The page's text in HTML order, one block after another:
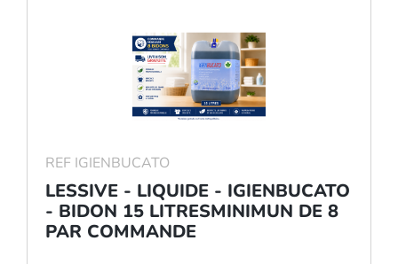
REF IGIENBUCATO
LESSIVE - LIQUIDE - IGIENBUCATO
- BIDON 15 LITRESMINIMUN DE 8
PAR COMMANDE